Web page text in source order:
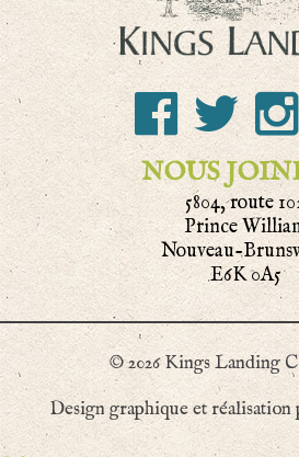
NOUS
5804, route
Prince
Nouveau-
E6K 0A5
© 2026 Kings Landing
Design graphique et réalisation